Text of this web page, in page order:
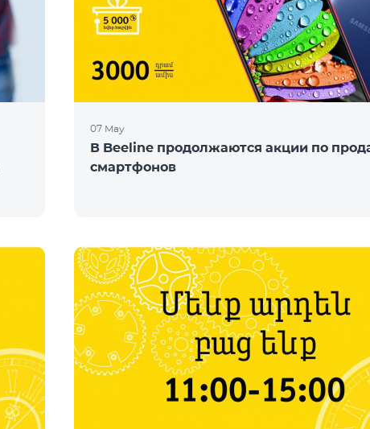
07 May
В Beeline продолжаются акции по
смартфонов